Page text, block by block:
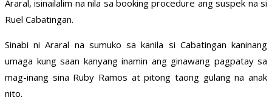
Araral, isinailalim na nila sa booking procedure ang suspek na si
Ruel Cabatingan.
Sinabi ni Araral na sumuko sa kanila si Cabatingan kaninang
umaga kung saan kanyang inamin ang ginawang pagpatay sa
mag-inang sina Ruby Ramos at pitong taong gulang na anak
nito.